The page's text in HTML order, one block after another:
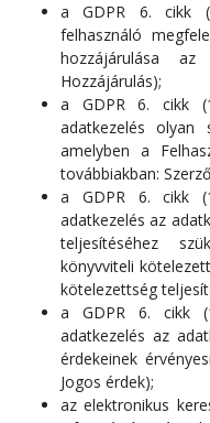
a GDPR 6. cikk
felhasználó
hozzájárulása az
Hozzájárulás);
a GDPR 6. cikk
adatkezelés olyan
amelyben a
továbbiakban:
a GDPR 6. cikk
adatkezelés az
teljesítéséhez
könyvviteli
kötelezettség
a GDPR 6. cikk
adatkezelés az
érdekeinek
Jogos érdek);
az elektronikus